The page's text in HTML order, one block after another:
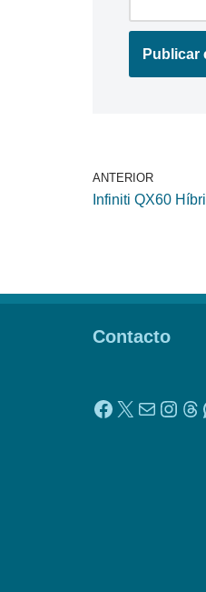
ANTERIOR
Infiniti QX60
Contacto